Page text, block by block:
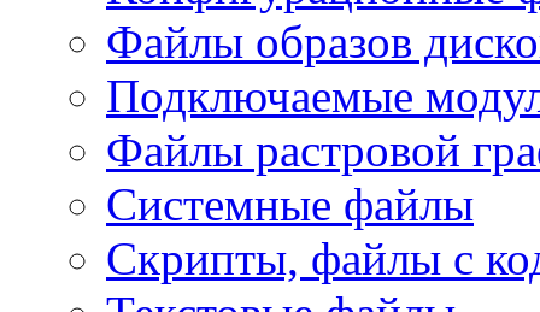
Файлы образов
Подключаемые
Файлы растровой
Системные файлы
Скрипты, файлы с